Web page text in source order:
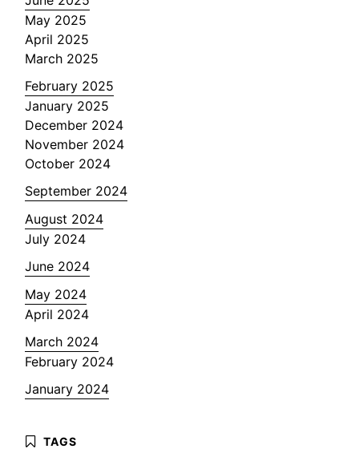
May 2025
April 2025
March 2025
February 2025
January 2025
December 2024
November 2024
October 2024
September 2024
August 2024
July 2024
June 2024
May 2024
April 2024
March 2024
February 2024
January 2024